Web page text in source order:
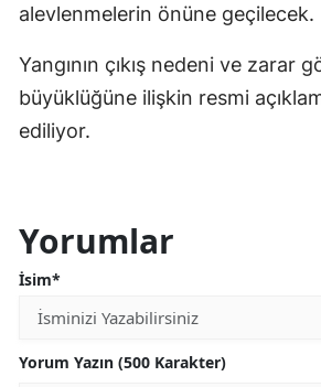
alevlenmelerin önüne geçilecek.
Yangının çıkış nedeni ve zarar
büyüklüğüne ilişkin resmi
ediliyor.
Yorumlar
İsim*
Yorum Yazın (500 Karakter)